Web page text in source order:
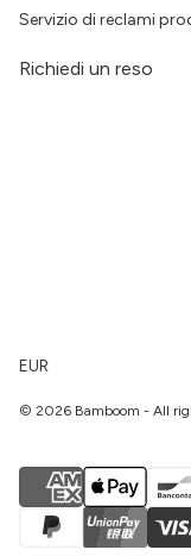
Servizio di reclami
Richiedi un reso
EUR
© 2026 Bamboom - All